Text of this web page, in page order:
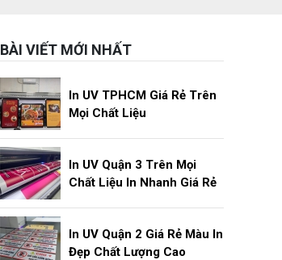
BÀI VIẾT MỚI NHẤT
In UV TPHCM Giá Rẻ Trên
Mọi Chất Liệu
In UV Quận 3 Trên Mọi
Chất Liệu In Nhanh Giá Rẻ
In UV Quận 2 Giá Rẻ Màu In
Đẹp Chất Lượng Cao